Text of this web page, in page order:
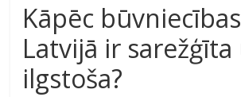
Kāpēc
Latvijā ir sarežģīta
ilgstoša?